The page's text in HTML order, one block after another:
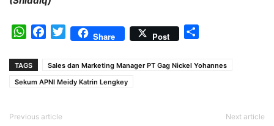
WhatsAppFacebook
TwitterShare Post
TAGS
Sales dan Marketing Manager PT Gag Nickel Yohannes
Sekum APNI Meidy Katrin Lengkey
Previous article Next article